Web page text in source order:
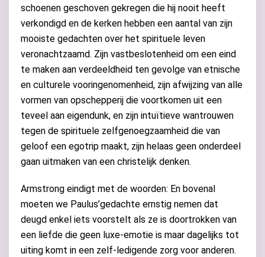
schoenen geschoven gekregen die hij nooit heeft
verkondigd en de kerken hebben een aantal van zijn
mooiste gedachten over het spirituele leven
veronachtzaamd. Zijn vastbeslotenheid om een eind
te maken aan verdeeldheid ten gevolge van etnische
en culturele vooringenomenheid, zijn afwijzing van alle
vormen van opschepperij die voortkomen uit een
teveel aan eigendunk, en zijn intuïtieve wantrouwen
tegen de spirituele zelfgenoegzaamheid die van
geloof een egotrip maakt, zijn helaas geen onderdeel
gaan uitmaken van een christelijk denken.
Armstrong eindigt met de woorden: En bovenal
moeten we Paulus’gedachte ernstig nemen dat
deugd enkel iets voorstelt als ze is doortrokken van
een liefde die geen luxe-emotie is maar dagelijks tot
uiting komt in een zelf-ledigende zorg voor anderen.